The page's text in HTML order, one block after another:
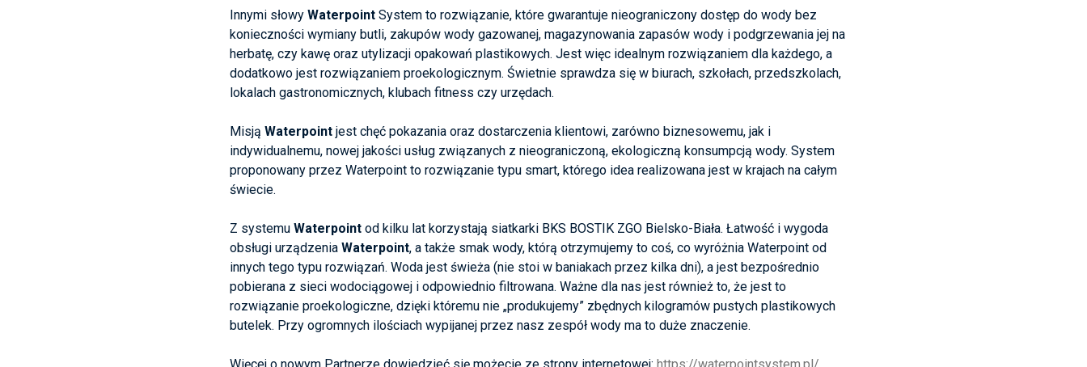
Innymi słowy Waterpoint System to rozwiązanie, które gwarantuje nieograniczony dostęp do wody bez
konieczności wymiany butli, zakupów wody gazowanej, magazynowania zapasów wody i podgrzewania jej na
herbatę, czy kawę oraz utylizacji opakowań plastikowych. Jest więc idealnym rozwiązaniem dla każdego, a
dodatkowo jest rozwiązaniem proekologicznym. Świetnie sprawdza się w biurach, szkołach, przedszkolach,
lokalach gastronomicznych, klubach fitness czy urzędach.
Misją Waterpoint jest chęć pokazania oraz dostarczenia klientowi, zarówno biznesowemu, jak i
indywidualnemu, nowej jakości usług związanych z nieograniczoną, ekologiczną konsumpcją wody. System
proponowany przez Waterpoint to rozwiązanie typu smart, którego idea realizowana jest w krajach na całym
świecie.
Z systemu Waterpoint od kilku lat korzystają siatkarki BKS BOSTIK ZGO Bielsko-Biała. Łatwość i wygoda
obsługi urządzenia Waterpoint, a także smak wody, którą otrzymujemy to coś, co wyróżnia Waterpoint od
innych tego typu rozwiązań. Woda jest świeża (nie stoi w baniakach przez kilka dni), a jest bezpośrednio
pobierana z sieci wodociągowej i odpowiednio filtrowana. Ważne dla nas jest również to, że jest to
rozwiązanie proekologiczne, dzięki któremu nie „produkujemy” zbędnych kilogramów pustych plastikowych
butelek. Przy ogromnych ilościach wypijanej przez nasz zespół wody ma to duże znaczenie.
Więcej o nowym Partnerze dowiedzieć się możecie ze strony internetowej: https://waterpointsystem.pl/